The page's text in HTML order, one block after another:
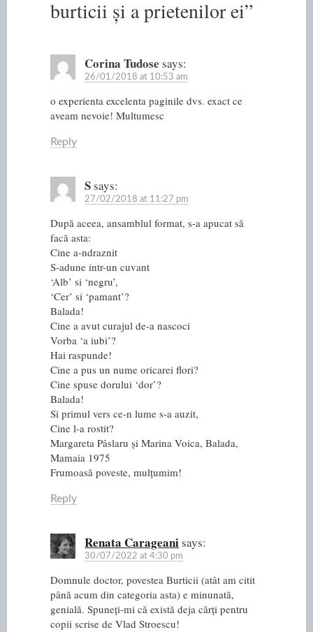
burticii și a prietenilor ei”
Corina Tudose says:
26/01/2018 at 10:53 am
o experienta excelenta paginile dvs. exact ce
aveam nevoie! Multumesc
Reply
Ssays:
27/02/2018 at 11:27 pm
După aceea, ansamblul format, s-a apucat să
facă asta:
Cine a-ndraznit
S-adune intr-un cuvant
‘Alb’ si ‘negru’,
‘Cer’ si ‘pamant’?
Balada!
Cine a avut curajul de-a nascoci
Vorba ‘a iubi’?
Hai raspunde!
Cine a pus un nume oricarei flori?
Cine spuse dorului ‘dor’?
Balada!
Si primul vers ce-n lume s-a auzit,
Cine l-a rostit?
Margareta Pâslaru și Marina Voica, Balada,
Mamaia 1975
Frumoasă poveste, mulțumim!
Reply
Renata Carageanisays:
30/07/2022 at 4:30 pm
Domnule doctor, povestea Burticii (atât am citit
până acum din categoria asta) e minunată,
genială. Spuneți-mi că există deja cărți pentru
copii scrise de Vlad Stroescu!